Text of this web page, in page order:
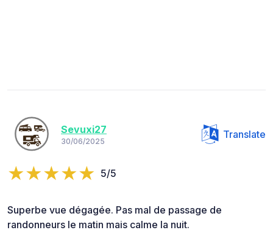
Sevuxi27
30/06/2025
Translate
5/5
Superbe vue dégagée. Pas mal de passage de
randonneurs le matin mais calme la nuit.